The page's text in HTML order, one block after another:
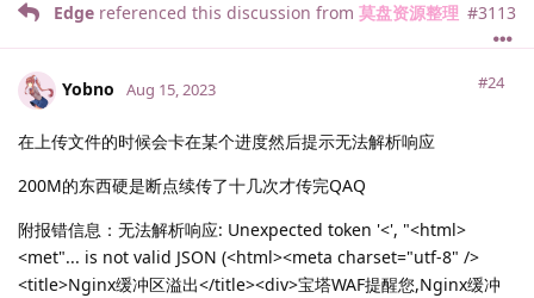
Edge referenced this discussion from 莫盘资源整理 #3113
Yobno #24
Aug 15, 2023
在上传文件的时候会卡在某个进度然后提示无法解析响应
200M的东西硬是断点续传了十几次才传完QAQ
附报错信息：无法解析响应: Unexpected token '<', "<html>
<met"... is not valid JSON (<html><meta charset="utf-8" />
<title>Nginx缓冲区溢出</title><div>宝塔WAF提醒您,Nginx缓冲